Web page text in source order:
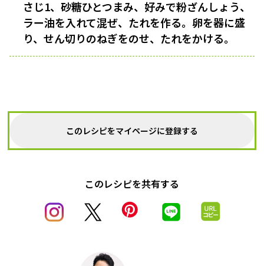
さじ1、砂糖ひとつまみ、好みで粉ざんしょう、
ラー油を入れて混ぜ、たれを作る。卵を器に盛
り、せん切りのねぎをのせ、たれをかける。
このレシピをマイページに登録する
このレシピを共有する